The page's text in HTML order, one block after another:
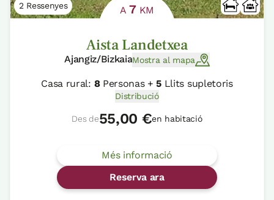
2 Ressenyes A7 KM
Aista Landetxea
Ajangiz/BizkaiaMostra al mapa
Casa rural: 8Personas +5 Llits supletoris
Distribució
Des de55,00 €en habitació
Més informació
Reserva ara